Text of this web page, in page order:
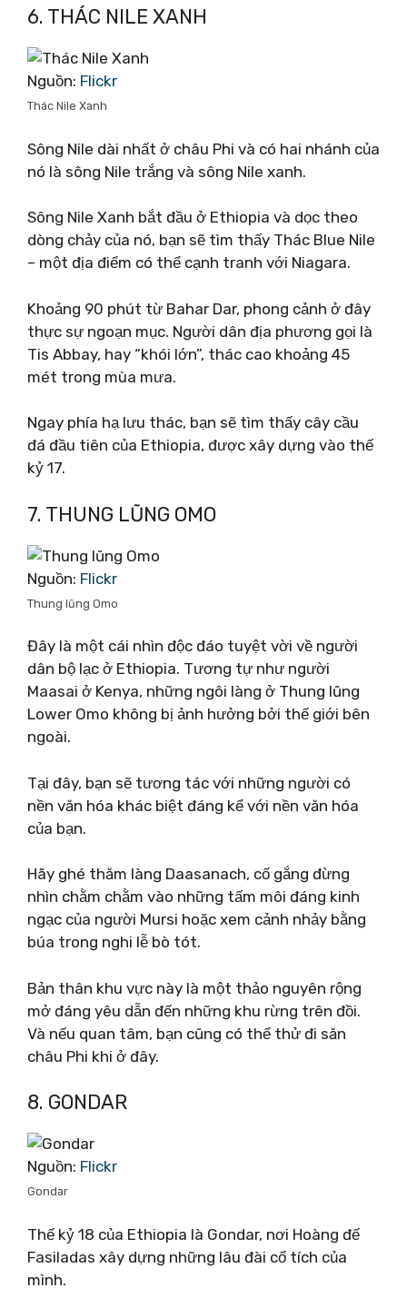
6. THÁC NILE XANH
Nguồn: Flickr
Thác Nile Xanh
Sông Nile dài nhất ở châu Phi và có hai nhánh của
nó là sông Nile trắng và sông Nile xanh.
Sông Nile Xanh bắt đầu ở Ethiopia và dọc theo
dòng chảy của nó, bạn sẽ tìm thấy Thác Blue Nile
– một địa điểm có thể cạnh tranh với Niagara.
Khoảng 90 phút từ Bahar Dar, phong cảnh ở đây
thực sự ngoạn mục. Người dân địa phương gọi là
Tis Abbay, hay “khói lớn”, thác cao khoảng 45
mét trong mùa mưa.
Ngay phía hạ lưu thác, bạn sẽ tìm thấy cây cầu
đá đầu tiên của Ethiopia, được xây dựng vào thế
kỷ 17.
7. THUNG LŨNG OMO
Nguồn: Flickr
Thung lũng Omo
Đây là một cái nhìn độc đáo tuyệt vời về người
dân bộ lạc ở Ethiopia. Tương tự như người
Maasai ở Kenya, những ngôi làng ở Thung lũng
Lower Omo không bị ảnh hưởng bởi thế giới bên
ngoài.
Tại đây, bạn sẽ tương tác với những người có
nền văn hóa khác biệt đáng kể với nền văn hóa
của bạn.
Hãy ghé thăm làng Daasanach, cố gắng đừng
nhìn chằm chằm vào những tấm môi đáng kinh
ngạc của người Mursi hoặc xem cảnh nhảy bằng
búa trong nghi lễ bò tót.
Bản thân khu vực này là một thảo nguyên rộng
mở đáng yêu dẫn đến những khu rừng trên đồi.
Và nếu quan tâm, bạn cũng có thể thử đi săn
châu Phi khi ở đây.
8. GONDAR
Nguồn: Flickr
Gondar
Thế kỷ 18 của Ethiopia là Gondar, nơi Hoàng đế
Fasiladas xây dựng những lâu đài cổ tích của
mình.